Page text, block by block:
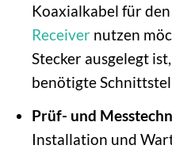
Koaxialkabel für
Receivernutzen
Stecker ausgelegt
benötigte
Prüf- und
Installation und